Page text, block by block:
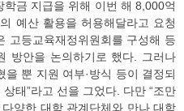
금 지급을 위해 이번 해 8,000억
예산 활용을 허용해달라고 요청
고등교육재정위원회를 구성해 등
방안을 논의하기로 했다. 그러나
을 뿐 지원 여부·방식 등이 결정되
태”라고 선을 그었다. 다만 “조만
양한 대학 관계단체와 만나 대학